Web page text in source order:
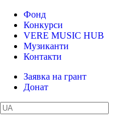
Фонд
Конкурси
VERE MUSIC HUB
Музиканти
Контакти
Заявка на грант
Донат